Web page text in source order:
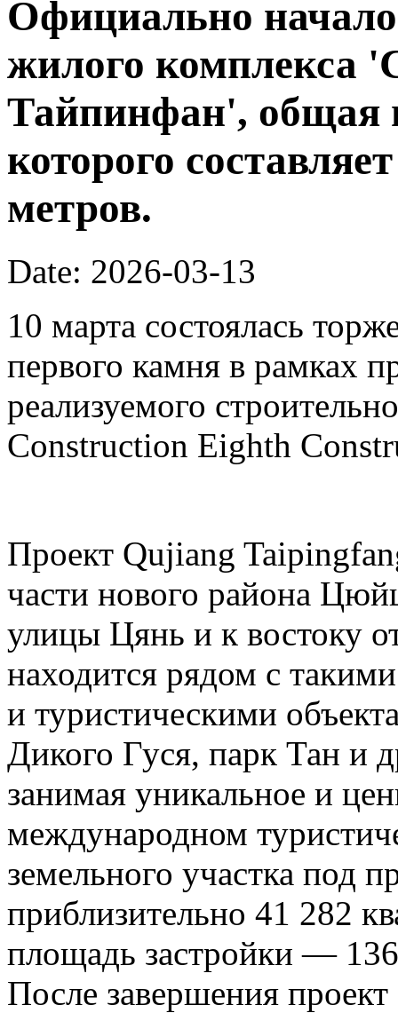
Официально
жилого комплекса
Тайпинфан', общая
которого
метров.
Date: 2026-03-13
10 марта состоялась
первого камня в рамках
реализуемого
Construction Eighth
Проект Qujiang
части нового района
улицы Цянь и к востоку
находится рядом с
и туристическими
Дикого Гуся, парк Тан и
занимая уникальное и
международном
земельного участка под
приблизительно 41 282
площадь застройки —
После завершения проект